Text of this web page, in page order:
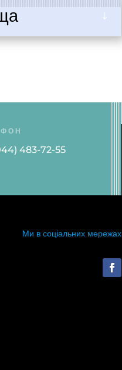
483-72-55
Ми в соціальних мережах